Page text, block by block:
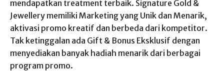
mendapatkan treatment terbaik. Signature Gold &
Jewellery memiliki Marketing yang Unik dan Menarik,
aktivasi promo kreatif dan berbeda dari kompetitor.
Tak ketinggalan ada Gift & Bonus Eksklusif dengan
menyediakan banyak hadiah menarik dari berbagai
program promo.